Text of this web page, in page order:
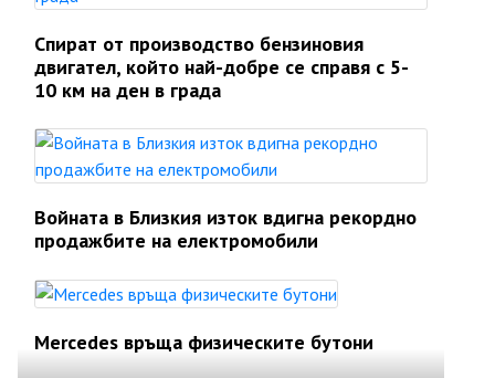
Спират от производство бензиновия
двигател, който най-добре се справя с 5-
10 км на ден в града
Войната в Близкия изток вдигна рекордно
продажбите на електромобили
Mercedes връща физическите бутони